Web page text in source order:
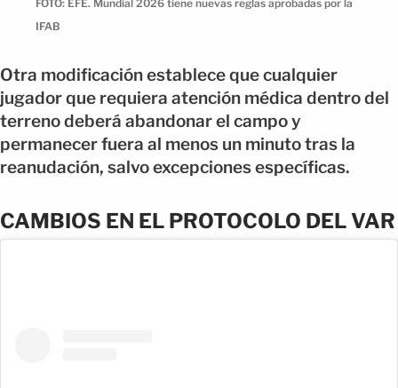
FOTO: EFE. Mundial 2026 tiene nuevas reglas aprobadas por la
IFAB
Otra modificación establece que cualquier
jugador que requiera atención médica dentro del
terreno deberá abandonar el campo y
permanecer fuera al menos un minuto tras la
reanudación, salvo excepciones específicas.
CAMBIOS EN EL PROTOCOLO DEL VAR